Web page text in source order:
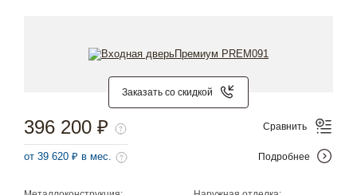
Заказать со скидкой
396 200 ₽
от 39 620 ₽ в мес.
Сравнить
Подробнее